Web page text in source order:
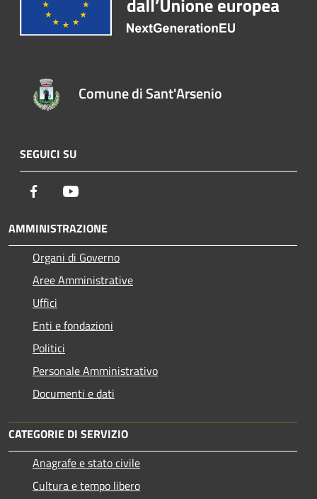
Comune di Sant'Arsenio
SEGUICI SU
Facebook
AMMINISTRAZIONE
Organi di Governo
Aree Amministrative
Uffici
Enti e fondazioni
Politici
Personale Amministrativo
Documenti e dati
CATEGORIE DI SERVIZIO
Anagrafe e stato civile
Cultura e tempo libero